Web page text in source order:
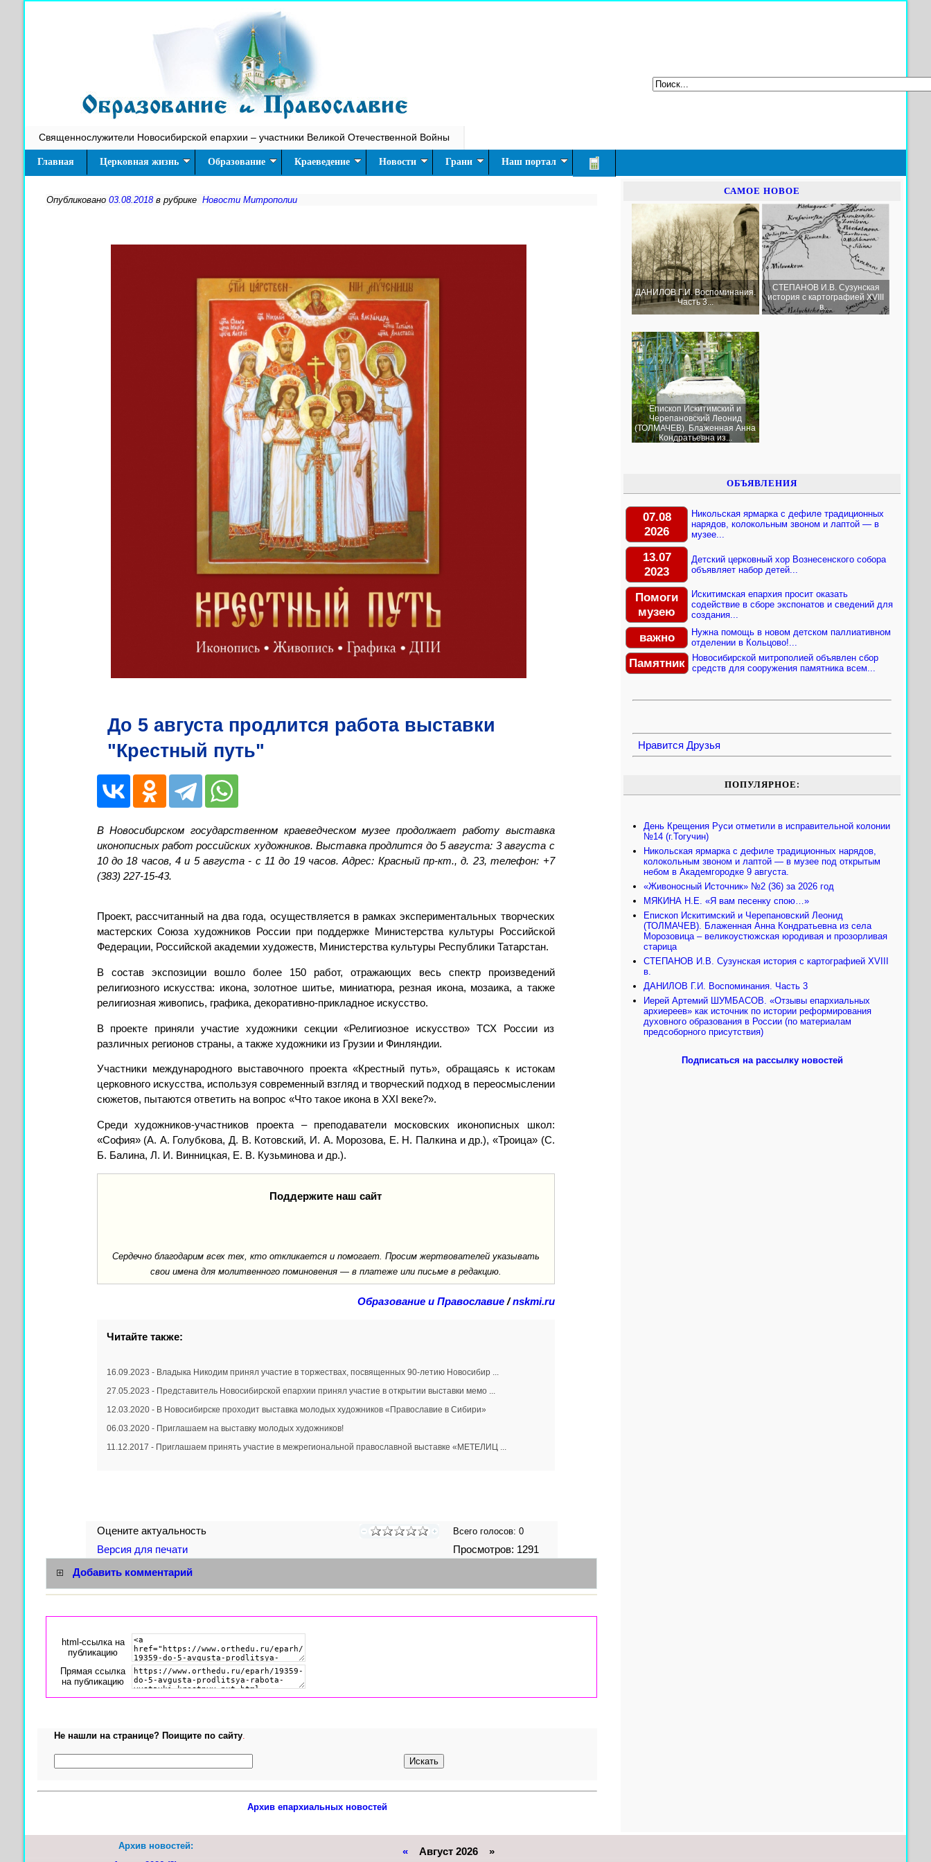
Священнослужители Новосибирской епархии – участники Великой Отечественной Войны
Главная Церковная жизнь Образование Краеведение Новости Грани Наш портал
Опубликовано 03.08.2018в рубрике Новости Митрополии
До 5 августа продлится работа выставки
"Крестный путь"
В Новосибирском государственном краеведческом музее продолжает работу выставка
иконописных работ российских художников. Выставка продлится до 5 августа: 3 августа с
10 до 18 часов, 4 и 5 августа - с 11 до 19 часов. Адрес: Красный пр-кт., д. 23, телефон: +7
(383) 227-15-43.
Проект, рассчитанный на два года, осуществляется в рамках экспериментальных творческих
мастерских Союза художников России при поддержке Министерства культуры Российской
Федерации, Российской академии художеств, Министерства культуры Республики Татарстан.
В состав экспозиции вошло более 150 работ, отражающих весь спектр произведений
религиозного искусства: икона, золотное шитье, миниатюра, резная икона, мозаика, а также
религиозная живопись, графика, декоративно-прикладное искусство.
В проекте приняли участие художники секции «Религиозное искусство» ТСХ России из
различных регионов страны, а также художники из Грузии и Финляндии.
Участники международного выставочного проекта «Крестный путь», обращаясь к истокам
церковного искусства, используя современный взгляд и творческий подход в переосмыслении
сюжетов, пытаются ответить на вопрос «Что такое икона в XXI веке?».
Среди художников-участников проекта – преподаватели московских иконописных школ:
«София» (А. А. Голубкова, Д. В. Котовский, И. А. Морозова, Е. Н. Палкина и др.), «Троица» (С.
Б. Балина, Л. И. Винницкая, Е. В. Кузьминова и др.).
Поддержите наш сайт
Сердечно благодарим всех тех, кто откликается и помогает. Просим жертвователей указывать
свои имена для молитвенного поминовения — в платеже или письме в редакцию.
Образование и Православие/nskmi.ru
Читайте также:
16.09.2023 - Владыка Никодим принял участие в торжествах, посвященных 90-летию Новосибир ...
27.05.2023 - Представитель Новосибирской епархии принял участие в открытии выставки мемо ...
12.03.2020 - В Новосибирске проходит выставка молодых художников «Православие в Сибири»
06.03.2020 - Приглашаем на выставку молодых художников!
11.12.2017 - Приглашаем принять участие в межрегиональной православной выставке «МЕТЕЛИЦ ...
Оцените актуальность Всего голосов: 0
Версия для печати Просмотров: 1291
Добавить комментарий
html-cсылка на
публикацию
Прямая ссылка
на публикацию
Не нашли на странице? Поищите по сайту.
Архив епархиальных новостей
САМОЕ НОВОЕ
ДАНИЛОВ Г.И. Воспоминания.
Часть 3...
СТЕПАНОВ И.В. Сузунская
история с картографией XVIII
в....
Епископ Искитимский и
Черепановский Леонид
(ТОЛМАЧЕВ). Блаженная Анна
Кондратьевна из...
ОБЪЯВЛЕНИЯ
07.08
2026
Никольская ярмарка с дефиле традиционных
нарядов, колокольным звоном и лаптой — в
музее...
13.07
2023
Детский церковный хор Вознесенского собора
объявляет набор детей...
Помоги
музею
Искитимская епархия просит оказать
содействие в сборе экспонатов и сведений для
создания...
важно
Нужна помощь в новом детском паллиативном
отделении в Кольцово!...
Памятник
Новосибирской митрополией объявлен сбор
средств для сооружения памятника всем...
Нравится Друзья
ПОПУЛЯРНОЕ:
День Крещения Руси отметили в исправительной колонии
№14 (г.Тогучин)
Никольская ярмарка с дефиле традиционных нарядов,
колокольным звоном и лаптой — в музее под открытым
небом в Академгородке 9 августа.
«Живоносный Источник» №2 (36) за 2026 год
МЯКИНА Н.Е. «Я вам песенку спою…»
Епископ Искитимский и Черепановский Леонид
(ТОЛМАЧЕВ). Блаженная Анна Кондратьевна из села
Морозовица – великоустюжская юродивая и прозорливая
старица
СТЕПАНОВ И.В. Сузунская история с картографией XVIII
в.
ДАНИЛОВ Г.И. Воспоминания. Часть 3
Иерей Артемий ШУМБАСОВ. «Отзывы епархиальных
архиереев» как источник по истории реформирования
духовного образования в России (по материалам
предсоборного присутствия)
Подписаться на рассылку новостей
Архив новостей:
«Август 2026 »